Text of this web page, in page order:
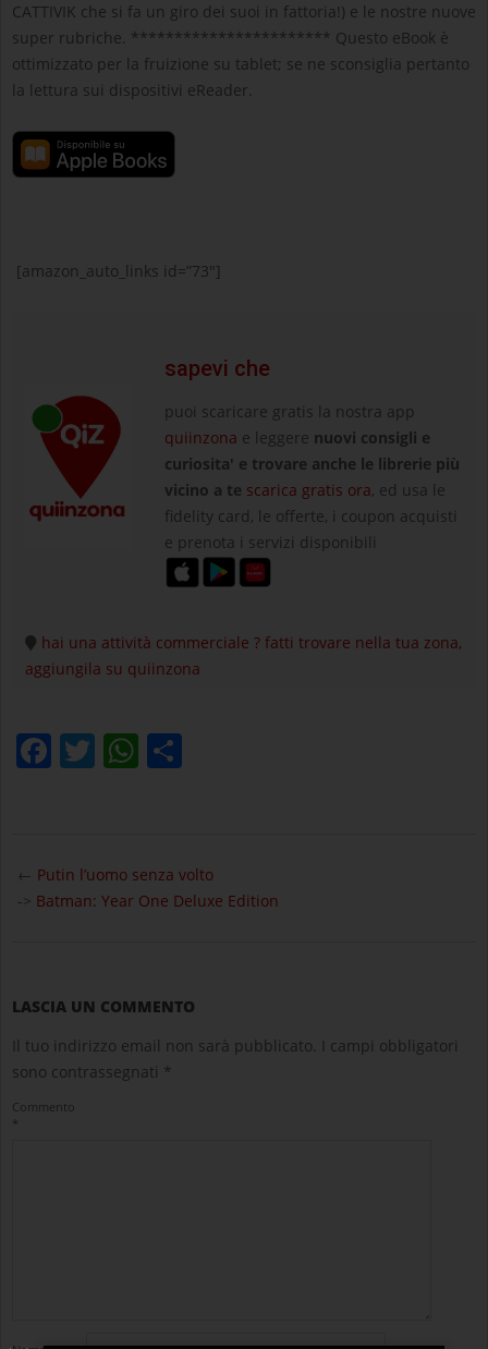
CATTIVIK che si fa un giro dei suoi in fattoria!) e le nostre nuove
super rubriche. *********************** Questo eBook è
ottimizzato per la fruizione su tablet; se ne sconsiglia pertanto
la lettura sui dispositivi eReader.
[amazon_auto_links id=”73″]
sapevi che
puoi scaricare gratis la nostra app
quiinzona e leggere nuovi consigli e
curiosita' e trovare anche le librerie più
vicino a te scarica gratis ora, ed usa le
fidelity card, le offerte, i coupon acquisti
e prenota i servizi disponibili
hai una attività commerciale ? fatti trovare nella tua zona,
aggiungila su quiinzona
Facebook
TwitterWhatsApp
03-
10
← Putin l’uomo senza volto
-> Batman: Year One Deluxe Edition
LASCIA UN COMMENTO
Il tuo indirizzo email non sarà pubblicato.
I campi obbligatori
sono contrassegnati *
Commento
*